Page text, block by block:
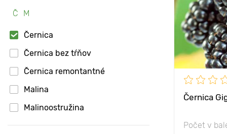
Č M
Černica
Černica bez tŕňov
Černica remontantné
Malina
Malinoostružina
Černica
Počet v
Type pots
Vlastnosti
Výška
rastlinami
Poloha